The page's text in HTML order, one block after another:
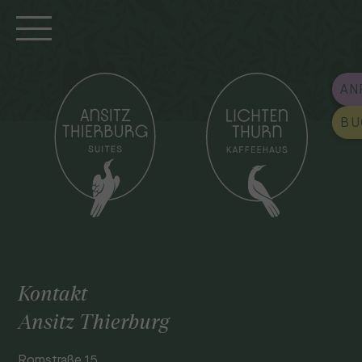
Kontakt
Ansitz Thierburg